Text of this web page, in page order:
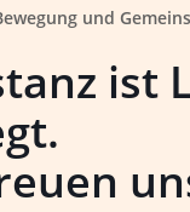
und
ist